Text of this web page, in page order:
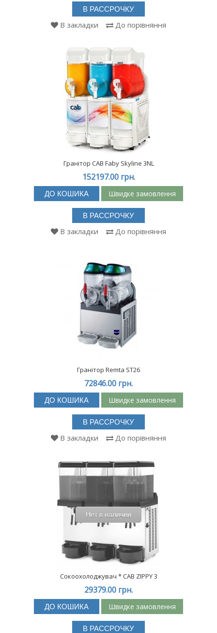
В РАССРОЧКУ
В закладки До порівняння
Гранітор CAB Faby Skyline 3NL
152197.00 грн.
ДО КОШИКА Швидке замовлення
В РАССРОЧКУ
В закладки До порівняння
Гранітор Remta ST26
72846.00 грн.
ДО КОШИКА Швидке замовлення
В РАССРОЧКУ
В закладки До порівняння
Нет в наличии
Сокоохолоджувач * CAB ZIPPY 3
29379.00 грн.
ДО КОШИКА Швидке замовлення
В РАССРОЧКУ